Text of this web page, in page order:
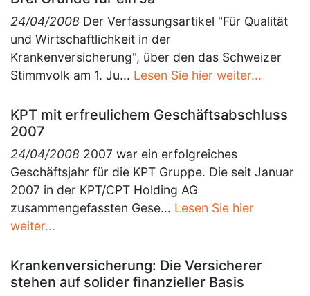
24/04/2008 Der Verfassungsartikel "Für Qualität
und Wirtschaftlichkeit in der
Krankenversicherung", über den das Schweizer
Stimmvolk am 1. Ju... Lesen Sie hier weiter...
KPT mit erfreulichem Geschäftsabschluss
2007
24/04/2008 2007 war ein erfolgreiches
Geschäftsjahr für die KPT Gruppe. Die seit Januar
2007 in der KPT/CPT Holding AG
zusammengefassten Gese... Lesen Sie hier
weiter...
Krankenversicherung: Die Versicherer
stehen auf solider finanzieller Basis